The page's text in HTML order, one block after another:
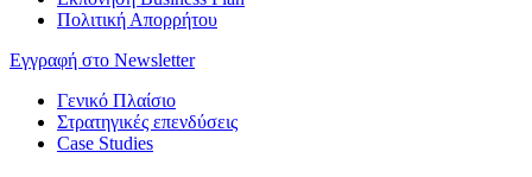
Πολιτική Απορρήτου
Εγγραφή στο Newsletter
Γενικό Πλαίσιο
Στρατηγικές επενδύσεις
Case Studies